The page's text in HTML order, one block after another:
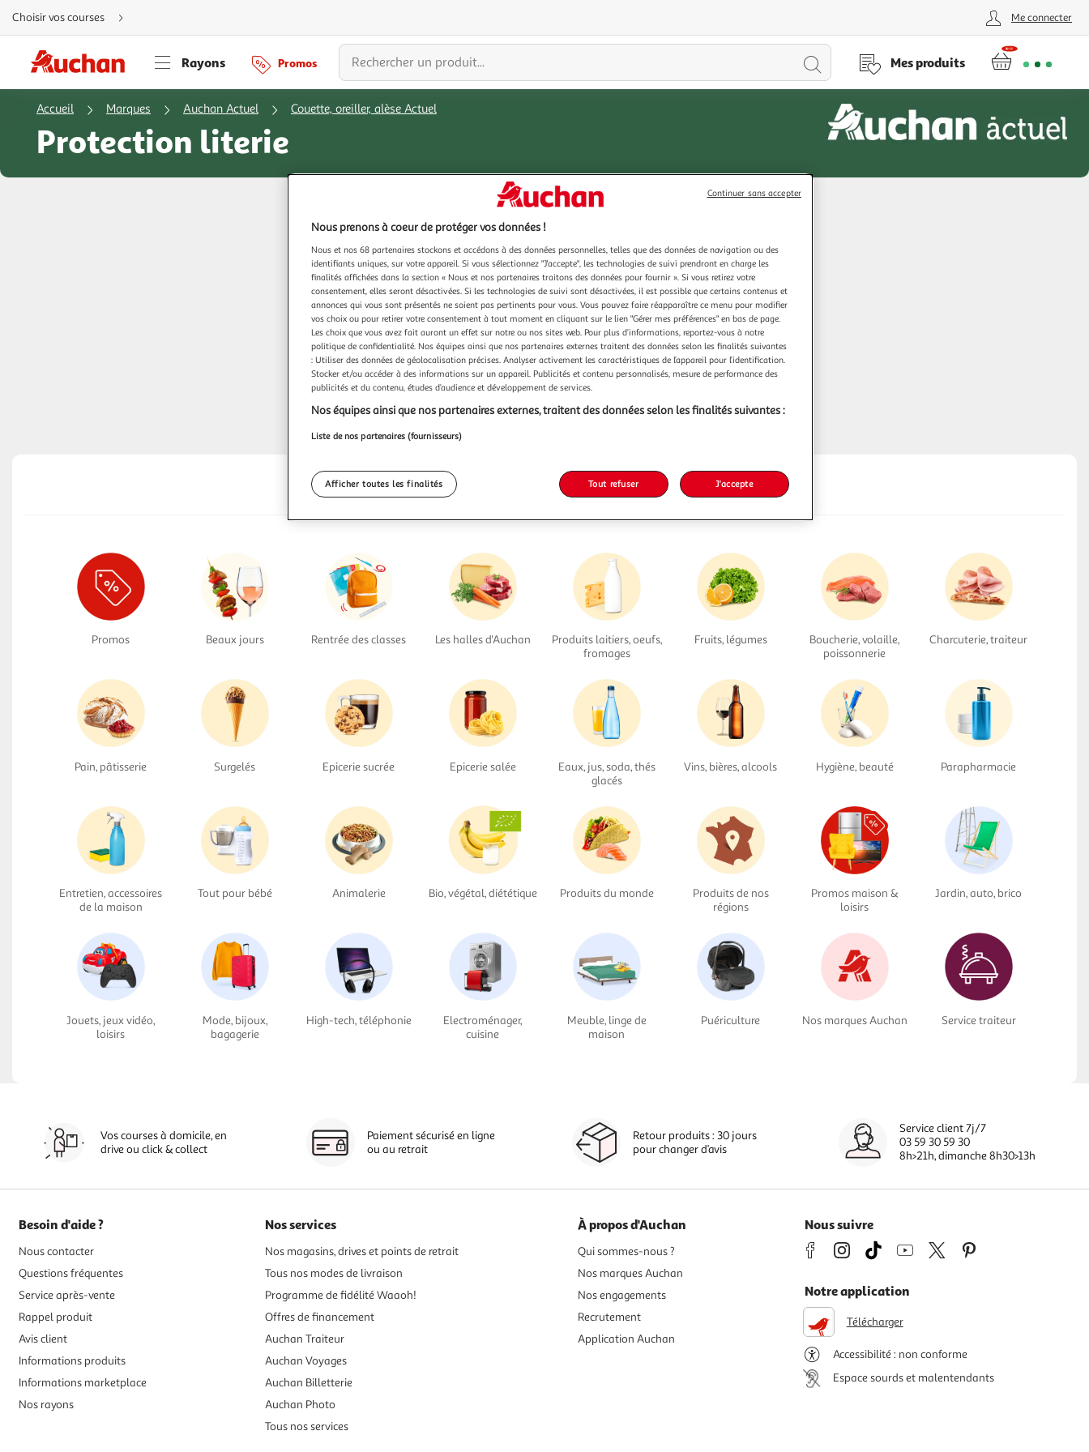
Aller
directement
au
Aller
directement
à
la
Aller
Choisir vos courses Me connecter
Rayons Promos
Lancer
recherche
Mes produits
Accueil Marques Auchan Actuel Couette, oreiller, alèse Actuel
Protection literie
Oups, les produits de la catégorie
Protection literieviennent de filer...
... ou à trouver votre bonheur dans nos rayons
Promos Beaux jours Rentrée des classes Les halles d'Auchan
Produits laitiers, oeufs,
fromages
Fruits, légumes
Boucherie, volaille,
poissonnerie
Charcuterie, traiteur
Pain, pâtisserie Surgelés Epicerie sucrée Epicerie salée
Eaux, jus, soda, thés
glacés
Vins, bières, alcools Hygiène, beauté Parapharmacie
Entretien, accessoires
de la maison
Tout pour bébé Animalerie Bio, végétal, diététique Produits du monde
Produits de nos
régions
Promos maison &
loisirs
Jardin, auto, brico
Jouets, jeux vidéo,
loisirs
Mode, bijoux,
bagagerie
High-tech, téléphonie
Electroménager,
cuisine
Meuble, linge de
maison
Puériculture Nos marques Auchan Service traiteur
Vos courses à domicile, en
drive ou click & collect
Paiement sécurisé en ligne
ou au retrait
Retour produits : 30 jours
pour changer d’avis
Service client 7j/7
03 59 30 59 30
8h>21h, dimanche 8h30>13h
Besoin d'aide ?
Nous contacter
Questions fréquentes
Service après-vente
Rappel produit
Avis client
Informations produits
Informations marketplace
Nos rayons
Nos services
Nos magasins, drives et points de retrait
Tous nos modes de livraison
Programme de fidélité Waaoh!
Offres de financement
Auchan Traiteur
Auchan Voyages
Auchan Billetterie
Auchan Photo
Tous nos services
À propos d'Auchan
Qui sommes-nous ?
Nos marques Auchan
Nos engagements
Recrutement
Application Auchan
Nous suivre
Notre application
Télécharger
Accessibilité : non conforme
Espace sourds et malentendants
Nous prenons à coeur de protéger vos données !
Nous et nos 68 partenaires stockons et accédons à des données personnelles, telles que des données de navigation ou des
identifiants uniques, sur votre appareil. Si vous sélectionnez "J'accepte", les technologies de suivi prendront en charge les
finalités affichées dans la section « Nous et nos partenaires traitons des données pour fournir ». Si vous retirez votre
consentement, elles seront désactivées. Si les technologies de suivi sont désactivées, il est possible que certains contenus et
annonces qui vous sont présentés ne soient pas pertinents pour vous. Vous pouvez faire réapparaître ce menu pour modifier
vos choix ou pour retirer votre consentement à tout moment en cliquant sur le lien "Gérer mes préférences" en bas de page.
Les choix que vous avez fait auront un effet sur notre ou nos sites web. Pour plus d’informations, reportez-vous à notre
politique de confidentialité. Nos équipes ainsi que nos partenaires externes traitent des données selon les finalités suivantes
: Utiliser des données de géolocalisation précises. Analyser activement les caractéristiques de l’appareil pour l’identification.
Stocker et/ou accéder à des informations sur un appareil. Publicités et contenu personnalisés, mesure de performance des
publicités et du contenu, études d’audience et développement de services.
Nos équipes ainsi que nos partenaires externes, traitent des données selon les finalités suivantes :
Liste de nos partenaires (fournisseurs)
Afficher toutes les finalités Tout refuser J'accepte
Continuer sans accepter